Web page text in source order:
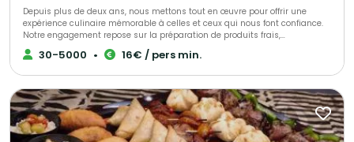
Depuis plus de deux ans, nous mettons tout en œuvre pour offrir une
expérience culinaire mémorable à celles et ceux qui nous font confiance.
Notre engagement repose sur la préparation de produits frais,
majoritairement sélectionnés auprès de producteurs locaux, afin de
garantir une qualité irréprochable. En tant que traiteur pour particuliers et
30-5000 • 16€ / pers min.